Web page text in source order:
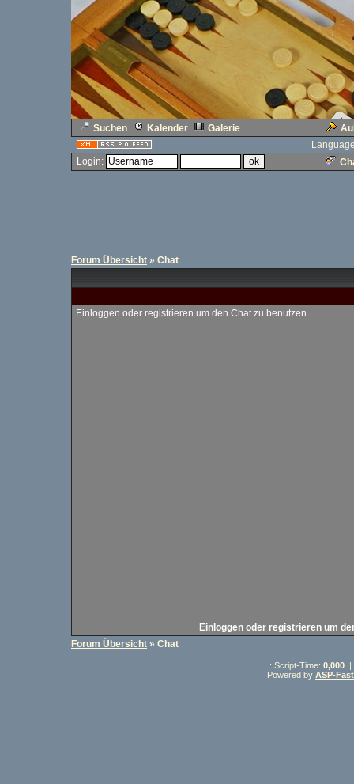
Suchen Kalender Galerie
Login:
Forum Übersicht » Chat
Einloggen oder registrieren um den Chat zu benutzen.
Einloggen oder registrieren um
Forum Übersicht » Chat
.: Script-Time: 0,000 ||
Powered by ASP-